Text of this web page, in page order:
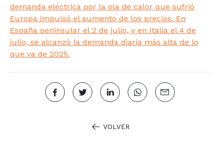
demanda eléctrica por la ola de calor que sufrió
Europa impulsó el aumento de los precios. En
España peninsular el 2 de julio, y en Italia el 4 de
julio, se alcanzó la demanda diaria más alta de lo
que va de 2025.
VOLVER